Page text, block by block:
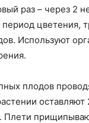
раз – через 2
период цветения,
Используют
плодов
Плети